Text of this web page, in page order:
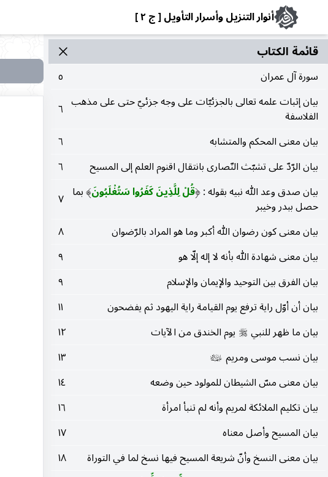
أنوار التنزيل وأسرار التأويل [ ج ٢ ]
قائمة الکتاب
سورة آل عمران
٥
بيان إثبات علمه تعالى بالجزئيّات على وجه جزئيّ حتى على مذهب
الفلاسفة
٦
بيان معنى المحكم والمتشابه
٦
بيان الرّدّ على تشبّث النّصارى بانتقال اقنوم العلم إلى المسيح
٦
بيان صدق وعد الله نبيه بقوله : (قُلْ لِلَّذِينَ كَفَرُوا سَتُغْلَبُونَ) بما
حصل ببدر وخيبر
٧
بيان معنى كون رضوان الله أكبر وما هو المراد بالرّضوان
٨
بيان معنى شهادة الله بأنه لا إله إلّا هو
٩
بيان الفرق بين التوحيد والإيمان والإسلام
٩
بيان أن أوّل راية ترفع يوم القيامة راية اليهود ثم يفضحون
١١
بيان ما ظهر للنبي صلى‌الله‌عليه‌وسلم يوم الخندق من الآيات
١٢
بيان نسب موسى ومريم عليهما‌السلام
١٣
بيان معنى مسّ الشيطان للمولود حين وضعه
١٤
بيان تكليم الملائكة لمريم وأنه لم تنبأ امرأة
١٦
بيان المسيح وأصل معناه
١٧
بيان معنى النسخ وأنّ شريعة المسيح فيها نسخ لما في التوراة
١٨
البحث
في